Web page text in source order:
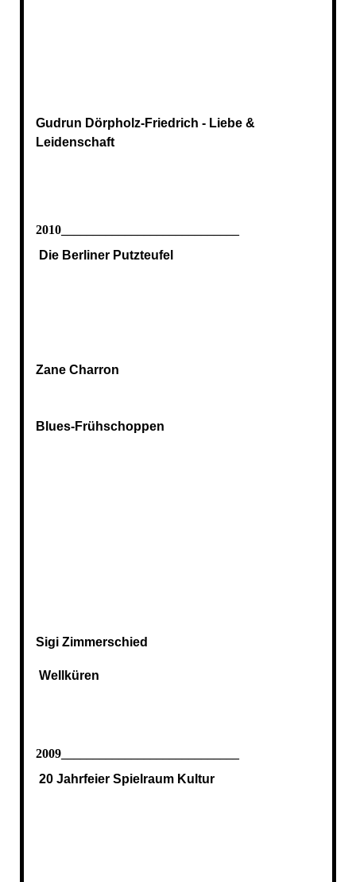
Gudrun Dörpholz-Friedrich - Liebe &
Leidenschaft
2010____________________________
Die Berliner Putzteufel
Zane Charron
Blues-Frühschoppen
Sigi Zimmerschied
Wellküren
2009____________________________
20 Jahrfeier Spielraum Kultur